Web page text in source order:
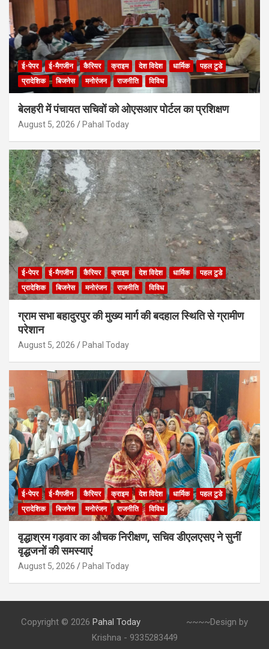
ई-पेपर ई-मैगजीन कैरियर क्राइम देश विदेश धार्मिक
पहल टुडे
प्रादेशिक
बिजनेस मनोरंजन राजनीति विविध
बेलहरी में पंचायत सचिवों को ओएसआर पोर्टल का प्रशिक्षण
August 5, 2026 Pahal Today
ई-पेपर ई-मैगजीन कैरियर क्राइम देश विदेश धार्मिक
पहल टुडे
प्रादेशिक
बिजनेस मनोरंजन राजनीति विविध
ग्राम सभा बहादुरपुर की मुख्य मार्ग की बदहाल स्थिति से ग्रामीण
परेशान
August 5, 2026 Pahal Today
ई-पेपर ई-मैगजीन कैरियर क्राइम देश विदेश धार्मिक
पहल टुडे
प्रादेशिक
बिजनेस मनोरंजन राजनीति विविध
वृद्धाश्रम गड़वार का औचक निरीक्षण, सचिव डीएलएसए ने सुनीं
वृद्धजनों की समस्याएं
August 5, 2026 Pahal Today
Copyright © 2026 Pahal Today
~~~~Design by
Krishna - 9335283449